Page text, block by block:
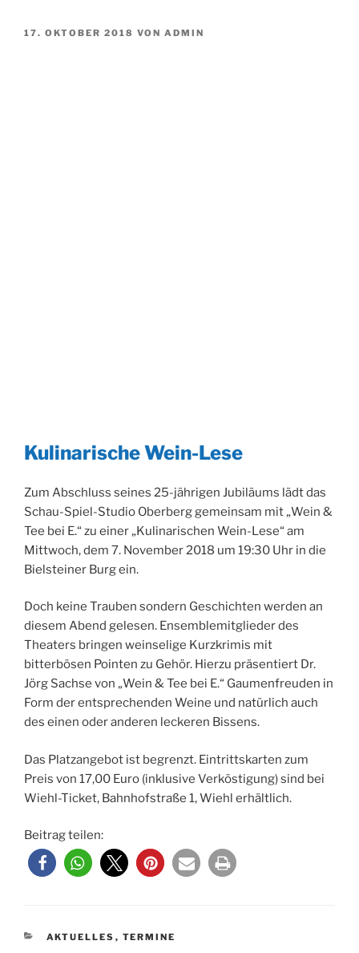
VERÖFFENTLICHT
17. OKTOBER 2018 VON ADMIN
Kulinarische Wein-Lese
Zum Abschluss seines 25-jährigen Jubiläums lädt das
Schau-Spiel-Studio Oberberg gemeinsam mit „Wein &
Tee bei E.“ zu einer „Kulinarischen Wein-Lese“ am
Mittwoch, dem 7. November 2018 um 19:30 Uhr in die
Bielsteiner Burg ein.
Doch keine Trauben sondern Geschichten werden an
diesem Abend gelesen. Ensemblemitglieder des
Theaters bringen weinselige Kurzkrimis mit
bitterbösen Pointen zu Gehör. Hierzu präsentiert Dr.
Jörg Sachse von „Wein & Tee bei E.“ Gaumenfreuden in
Form der entsprechenden Weine und natürlich auch
des einen oder anderen leckeren Bissens.
Das Platzangebot ist begrenzt. Eintrittskarten zum
Preis von 17,00 Euro (inklusive Verköstigung) sind bei
Wiehl-Ticket, Bahnhofstraße 1, Wiehl erhältlich.
Beitrag teilen:
KATEGORIEN
AKTUELLES , TERMINE